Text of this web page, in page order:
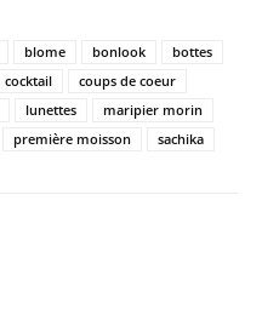
blome bonlook
bottes
cocktail
coups de coeur
lunettes
maripier morin
première moisson sachika